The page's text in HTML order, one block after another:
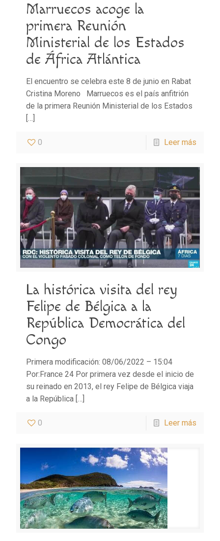
Marruecos acoge la
primera Reunión
Ministerial de los Estados
de África Atlántica
El encuentro se celebra este 8 de junio en Rabat
Cristina Moreno Marruecos es el país anfitrión
de la primera Reunión Ministerial de los Estados
[…]
0 Leer más
La histórica visita del rey
Felipe de Bélgica a la
República Democrática del
Congo
Primera modificación: 08/06/2022 – 15:04
Por:France 24 Por primera vez desde el inicio de
su reinado en 2013, el rey Felipe de Bélgica viaja
a la República […]
0 Leer más